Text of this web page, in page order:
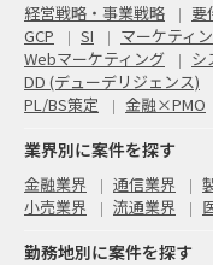
経営戦略・事業戦略
要
GCP
SI マーケティ
Webマーケティング
シ
DD (デューデリジェンス)
PL/BS策定
金融×PMO
業界別に案件を探す
金融業界 通信業界
小売業界
流通業界
勤務地別に案件を探す